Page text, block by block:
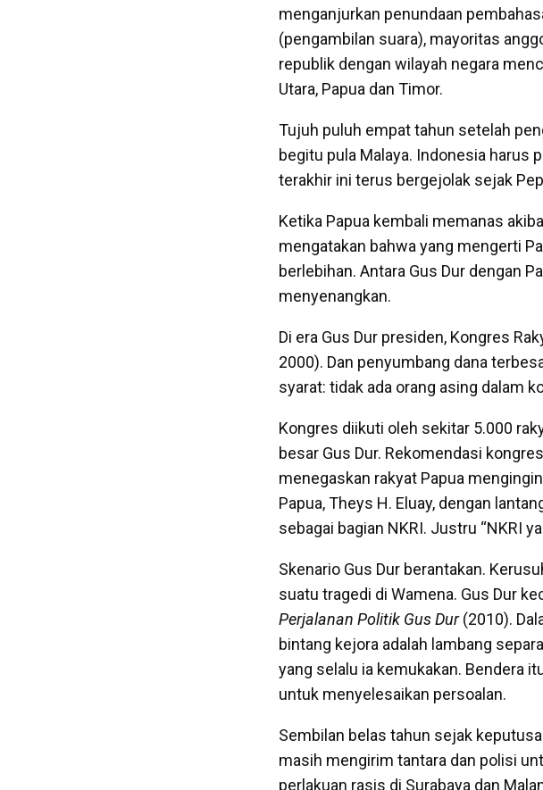
menganjurkan penundaan
(pengambilan suara), mayoritas
republik dengan wilayah negara
Utara, Papua dan Timor.
Tujuh puluh empat tahun setelah
begitu pula Malaya. Indonesia harus
terakhir ini terus bergejolak sejak
Ketika Papua kembali memanas
mengatakan bahwa yang mengerti
berlebihan. Antara Gus Dur dengan
menyenangkan.
Di era Gus Dur presiden, Kongres
2000). Dan penyumbang dana
syarat: tidak ada orang asing dalam
Kongres diikuti oleh sekitar 5.000
besar Gus Dur. Rekomendasi
menegaskan rakyat Papua
Papua, Theys H. Eluay, dengan
sebagai bagian NKRI. Justru “NKRI
Skenario Gus Dur berantakan.
suatu tragedi di Wamena. Gus Dur
Perjalanan Politik Gus Dur(2010).
bintang kejora adalah lambang
yang selalu ia kemukakan. Bendera
untuk menyelesaikan persoalan.
Sembilan belas tahun sejak
masih mengirim tantara dan polisi
perlakuan rasis di Surabaya dan